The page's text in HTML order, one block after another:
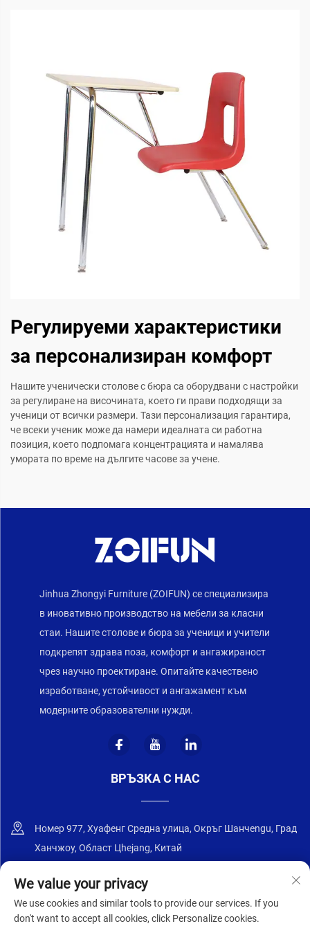
Регулируеми характеристики
за персонализиран комфорт
Нашите ученически столове с бюра са оборудвани с настройки
за регулиране на височината, което ги прави подходящи за
ученици от всички размери. Тази персонализация гарантира,
че всеки ученик може да намери идеалната си работна
позиция, което подпомага концентрацията и намалява
умората по време на дългите часове за учене.
Jinhua Zhongyi Furniture (ZOIFUN) се специализира
в иновативно производство на мебели за класни
стаи. Нашите столове и бюра за ученици и учители
подкрепят здрава поза, комфорт и ангажираност
чрез научно проектиране. Опитайте качествено
изработване, устойчивост и ангажамент към
модерните образователни нужди.
ВРЪЗКА С НАС
Номер 977, Хуафенг Средна улица, Окръг Шанчengu, Град
Ханчжоу, Област Цhejang, Китай
+86-18668589258
[email protected]
We value your privacy
We use cookies and similar tools to provide our services. If you
don't want to accept all cookies, click Personalize cookies.